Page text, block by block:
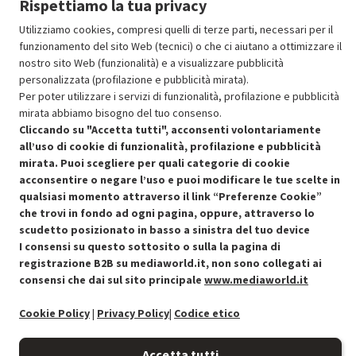
Aggiungi al carrello
SCONTO RICONDIZIONATI
Approfitta dello sconto del 30% sul prodotto ricondizionato.
Condizioni generali di vendita
Cookie Policy
Preferenze cookie
Informativa privacy
Recedere dal contratto qui
Rispettiamo la tua privacy
Utilizziamo cookies, compresi quelli di terze parti, necessari per il
funzionamento del sito Web (tecnici) o che ci aiutano a ottimizzare il
nostro sito Web (funzionalità) e a visualizzare pubblicità
personalizzata (profilazione e pubblicità mirata).
Per poter utilizzare i servizi di funzionalità, profilazione e pubblicità
mirata abbiamo bisogno del tuo consenso.
Cliccando su "Accetta tutti", acconsenti volontariamente
all’uso di cookie di funzionalità, profilazione e pubblicità
mirata. Puoi scegliere per quali categorie di cookie
acconsentire o negare l’uso e puoi modificare le tue scelte in
qualsiasi momento attraverso il link “Preferenze Cookie”
che trovi in fondo ad ogni pagina, oppure, attraverso lo
scudetto posizionato in basso a sinistra del tuo device
I consensi su questo sottosito o sulla la pagina di
registrazione B2B su mediaworld.it, non sono collegati ai
consensi che dai sul sito principale www.mediaworld.it
Cookie Policy| Privacy Policy| Codice etico